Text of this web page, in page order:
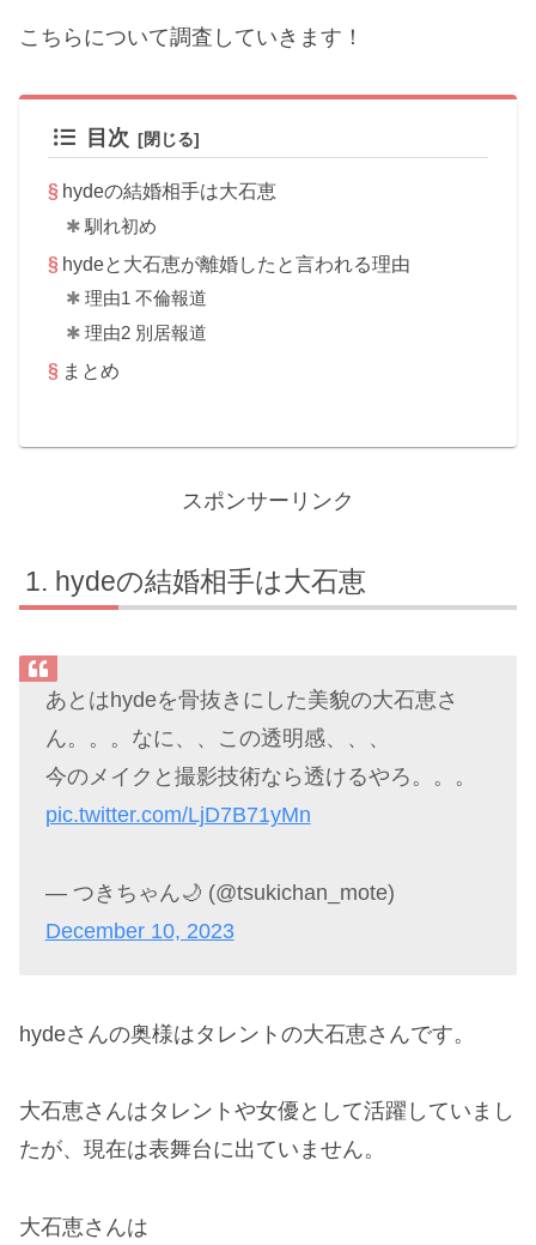
こちらについて調査していきます！
目次
hydeの結婚相手は大石恵
馴れ初め
hydeと大石恵が離婚したと言われる理由
理由1 不倫報道
理由2 別居報道
まとめ
スポンサーリンク
hydeの結婚相手は大石恵
あとはhydeを骨抜きにした美貌の大石恵さ
ん。。。なに、、この透明感、、、
今のメイクと撮影技術なら透けるやろ。。。
pic.twitter.com/LjD7B71yMn
— つきちゃん🌙 (@tsukichan_mote)
December 10, 2023
hydeさんの奥様はタレントの大石恵さんです。
大石恵さんはタレントや女優として活躍していまし
たが、現在は表舞台に出ていません。
大石恵さんは